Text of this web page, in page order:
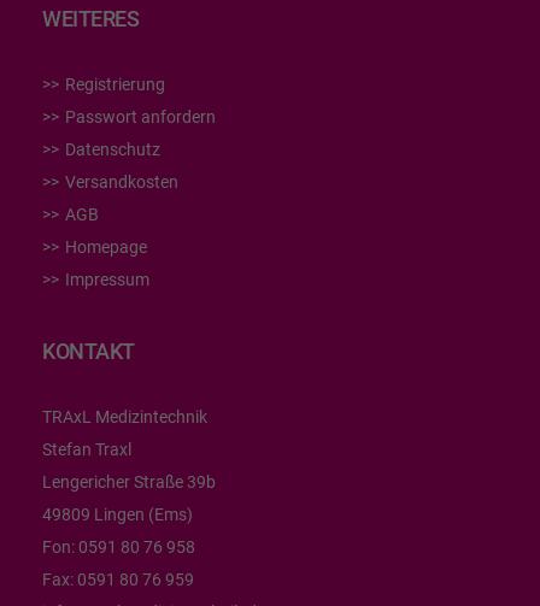
WEITERES
Registrierung
Passwort anfordern
Datenschutz
Versandkosten
AGB
Homepage
Impressum
KONTAKT
TRAxL Medizintechnik
Stefan Traxl
Lengericher Straße 39b
49809 Lingen (Ems)
Fon: 0591 80 76 958
Fax: 0591 80 76 959